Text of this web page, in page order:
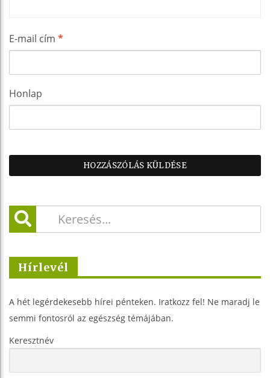
E-mail cím *
Honlap
Hírlevél
A hét legérdekesebb hírei pénteken. Iratkozz fel! Ne maradj le
semmi fontosról az egészség témájában.
Keresztnév